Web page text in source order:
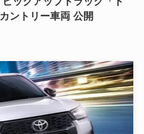
ントリー車両 公開